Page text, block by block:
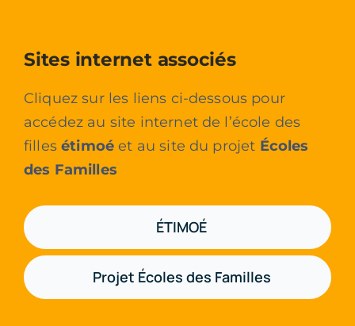
Sites internet associés
Cliquez sur les liens ci-dessous pour
accédez au site internet de l’école des
fillesétimoé et au site du projet Écoles
des Familles
ÉTIMOÉ
Projet Écoles des Familles